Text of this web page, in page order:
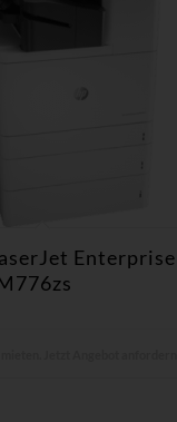
Enterprise